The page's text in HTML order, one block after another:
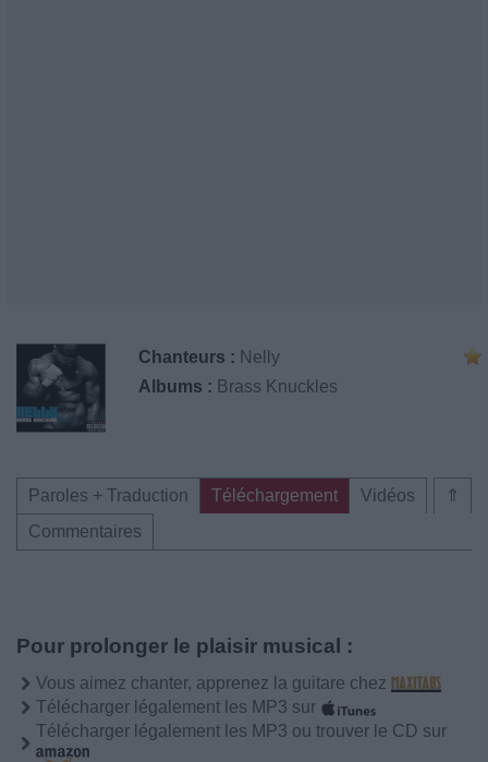
Chanteurs : Nelly
Albums : Brass Knuckles
⇑
Paroles + Traduction Téléchargement
Vidéos
Commentaires
Pour prolonger le plaisir musical :
Vous aimez chanter, apprenez la guitare chez
Télécharger légalement les MP3 sur
Télécharger légalement les MP3 ou trouver le CD sur